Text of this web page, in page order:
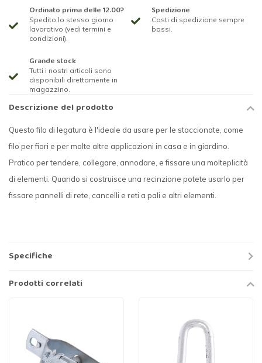
Ordinato prima delle 12.00?
Spedito lo stesso giorno
lavorativo (vedi termini e
condizioni).
Spedizione
Costi di spedizione sempre
bassi.
Grande stock
Tutti i nostri articoli sono
disponibili direttamente in
magazzino.
Descrizione del prodotto
Questo filo di legatura è l'ideale da usare per le staccionate, come
filo per fiori e per molte altre applicazioni in casa e in giardino.
Pratico per tendere, collegare, annodare, e fissare una molteplicità
di elementi. Quando si costruisce una recinzione potete usarlo per
fissare pannelli di rete, cancelli e reti a pali e altri elementi.
Specifiche
Prodotti correlati